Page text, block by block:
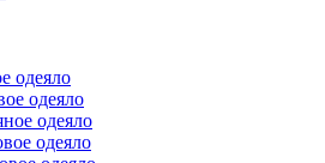
одеяло
одеяло
одеяло
одеяло